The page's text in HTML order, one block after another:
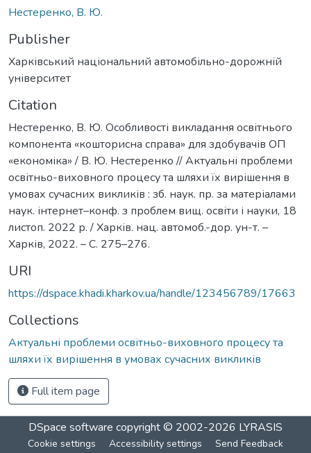
Нестеренко, В. Ю.
Publisher
Харківський національний автомобільно-дорожній
університет
Citation
Нестеренко, В. Ю. Особливості викладання освітнього
компонента «кошторисна справа» для здобувачів ОП
«економіка» / В. Ю. Нестеренко // Актуальні проблеми
освітньо-виховного процесу та шляхи їх вирішення в
умовах сучасних викликів : зб. наук. пр. за матеріалами
наук. інтернет–конф. з проблем вищ. освіти і науки, 18
листоп. 2022 р. / Харків. нац. автомоб.-дор. ун-т. –
Харків, 2022. – С. 275–276.
URI
https://dspace.khadi.kharkov.ua/handle/123456789/17663
Collections
Актуальні проблеми освітньо-виховного процесу та
шляхи їх вирішення в умовах сучасних викликів
Full item page
DSpace software copyright © 2002-2026 LYRASIS
Cookie settings Accessibility settings Send Feedback